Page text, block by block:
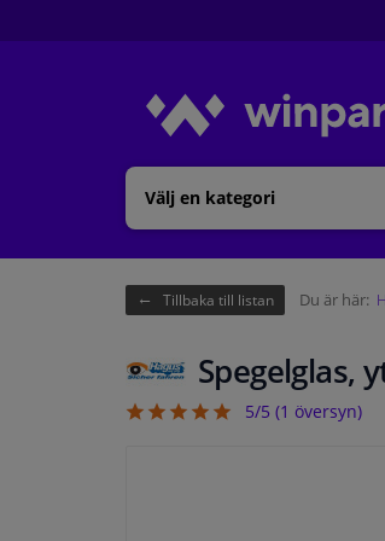
Välj en kategori
Tillbaka till listan Du är här:
Spegelglas,
5/5 (1 översyn)